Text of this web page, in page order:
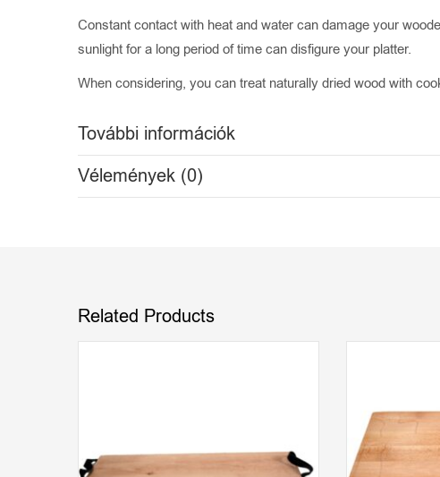
Constant contact with heat and water can damage your
sunlight for a long period of time can disfigure your platter.
When considering, you can treat naturally dried wood with
További információk
Vélemények (0)
Related Products